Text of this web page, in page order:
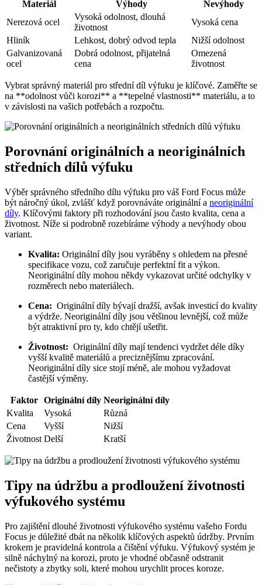
Materiál Výhody
Nevýhody
Nerezová ocel
Vysoká odolnost, dlouhá
životnost
Vysoká​ cena
Hliník
Lehkost, dobrý odvod tepla
Nižší odolnost
Galvanizovaná
ocel
Dobrá ‌odolnost, přijatelná
‌cena
Omezená ​
životnost
Vybrat správný materiál pro ‌střední⁢ díl výfuku je ‌klíčové. Zaměřte ⁢se
na **odolnost vůči korozi** a **tepelné vlastnosti** materiálu, a to
‌v závislosti na ‌vašich potřebách a rozpočtu.
Porovnání originálních a neoriginálních
středních ‍dílů výfuku
Výběr správného středního dílu výfuku pro váš Ford Focus⁢ může⁢
být náročný úkol, zvlášť když⁢ porovnáváte⁢ originální a ⁤ neoriginální
díly. Klíčovými ⁢faktory při rozhodování jsou často kvalita, cena a⁢
životnost. Níže si ​podrobně rozebíráme ⁢výhody a nevýhody obou
variant.
Kvalita: ⁢Originální​ díly jsou vyráběny s ‌ohledem​ na‌ přesné
specifikace vozu, což zaručuje perfektní fit a ‌výkon.
Neoriginální díly mohou někdy vykazovat určité odchylky v
⁢rozměrech nebo materiálech.
Cena: ​ Originální díly‌ bývají dražší, avšak ⁣investicí do⁣ kvality⁣
a ‌výdrže. Neoriginální díly jsou většinou levnější, což může
být atraktivní pro ty, kdo ⁤chtějí ušetřit.
Životnost: ⁤ Originální ​díly​ mají tendenci vydržet ⁣déle díky
⁢vyšší kvalitě ⁣materiálů a preciznějšímu zpracování.
‌Neoriginální⁣ díly sice stojí méně, ale mohou‍ vyžadovat
‌častější​ výměny.
Faktor Originální díly Neoriginální díly
Kvalita
Vysoká
Různá
Cena
Vyšší
Nižší
Životnost Delší Kratší
Tipy na údržbu a​ prodloužení životnosti
‌výfukového systému
Pro ⁣zajištění dlouhé životnosti výfukového‍ systému ‌vašeho Fordu‌
Focus je důležité dbát na několik klíčových aspektů údržby. Prvním
krokem je‍ pravidelná⁤ kontrola a čištění výfuku. Výfukový ⁣systém je
‌silně náchylný na korozi, proto je vhodné ⁣občasně odstranit
nečistoty a zbytky soli, ⁣které⁤ mohou urychlit proces koroze.